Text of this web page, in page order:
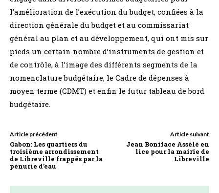
l’amélioration de l’exécution du budget, confiées à la
direction générale du budget et au commissariat
général au plan et au développement, qui ont mis sur
pieds un certain nombre d’instruments de gestion et
de contrôle, à l’image des différents segments de la
nomenclature budgétaire, le Cadre de dépenses à
moyen terme (CDMT) et enfin le futur tableau de bord
budgétaire.
Article précédent
Gabon: Les quartiers du
troisième arrondissement
de Libreville frappés par la
pénurie d’eau
Article suivant
Jean Boniface Assélé en
lice pour la mairie de
Libreville